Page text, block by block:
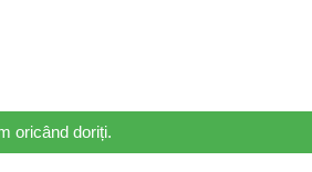
oricând doriți.